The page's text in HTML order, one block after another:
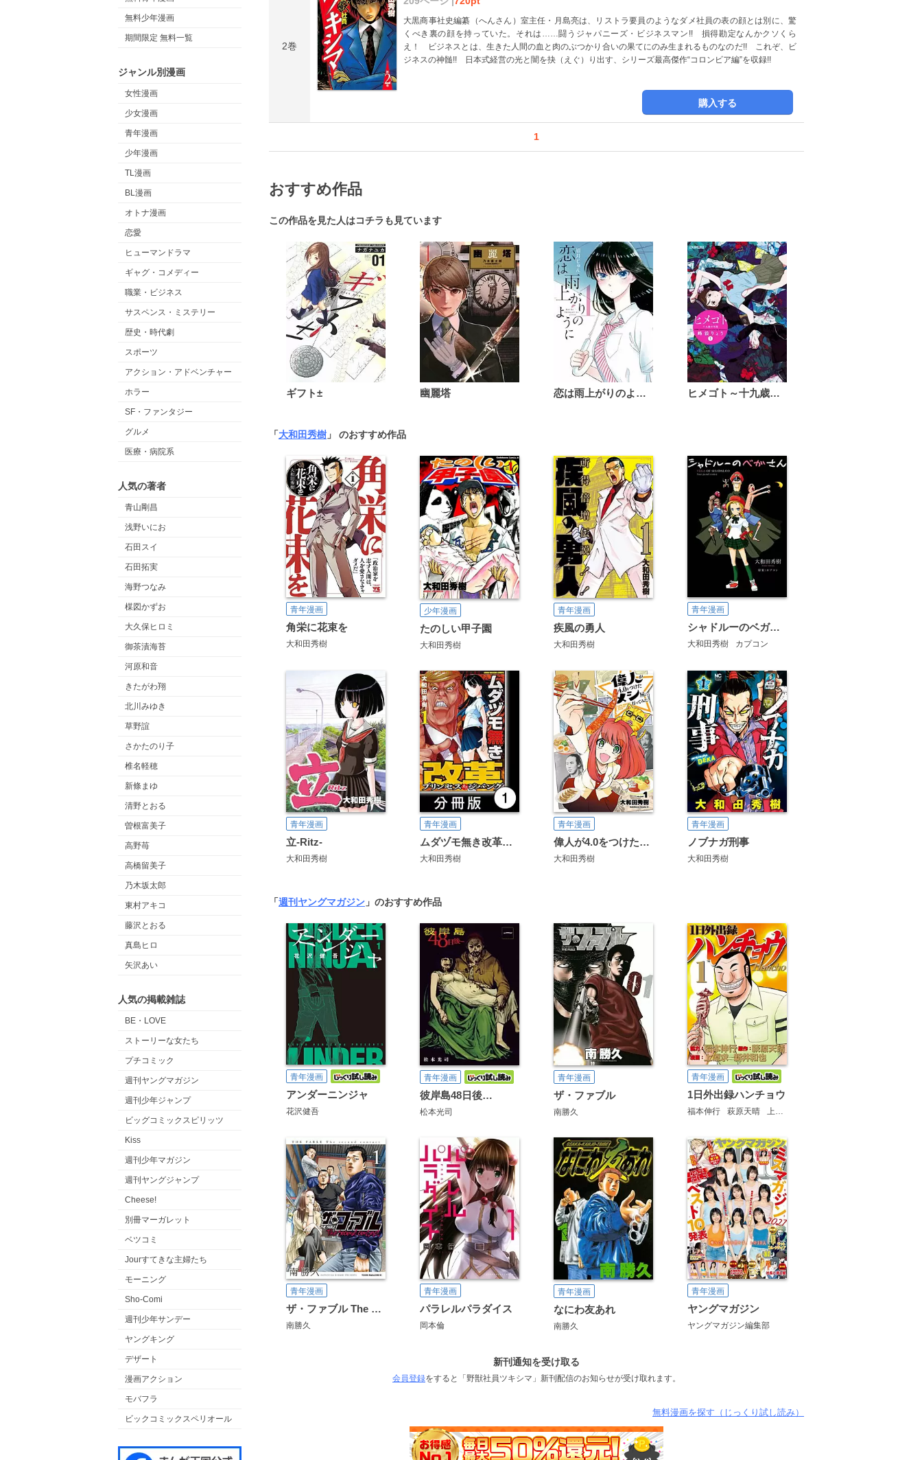
無料少年漫画
期間限定 無料一覧
ジャンル別漫画
女性漫画
少女漫画
青年漫画
少年漫画
TL漫画
BL漫画
オトナ漫画
恋愛
ヒューマンドラマ
ギャグ・コメディー
職業・ビジネス
サスペンス・ミステリー
歴史・時代劇
スポーツ
アクション・アドベンチャー
ホラー
SF・ファンタジー
グルメ
医療・病院系
人気の著者
青山剛昌
浅野いにお
石田スイ
石田拓実
海野つなみ
楳図かずお
大久保ヒロミ
御茶漬海苔
河原和音
きたがわ翔
北川みゆき
草野誼
さかたのり子
椎名軽穂
新條まゆ
清野とおる
曽根富美子
高野苺
高橋留美子
乃木坂太郎
東村アキコ
藤沢とおる
真島ヒロ
矢沢あい
人気の掲載雑誌
BE・LOVE
ストーリーな女たち
プチコミック
週刊ヤングマガジン
週刊少年ジャンプ
ビッグコミックスピリッツ
Kiss
週刊少年マガジン
週刊ヤングジャンプ
Cheese!
別冊マーガレット
ベツコミ
Jourすてきな主婦たち
モーニング
Sho-Comi
週刊少年サンデー
ヤングキング
デザート
漫画アクション
モバフラ
ビックコミックスペリオール
2巻
大黒商事社史編纂（へんさん）室主任・月島亮は、リストラ要員のようなダメ社員の表の顔とは別に、驚
くべき裏の顔を持っていた。それは……闘うジャパニーズ・ビジネスマン!! 損得勘定なんかクソくら
え！ ビジネスとは、生きた人間の血と肉のぶつかり合いの果てにのみ生まれるものなのだ!! これぞ、ビ
ジネスの神髄!! 日本式経営の光と闇を抉（えぐ）り出す、シリーズ最高傑作“コロンビア編”を収録!!
購入する
1
おすすめ作品
この作品を見た人はコチラも見ています
ギフト± 幽麗塔 恋は雨上がりのように ヒメゴト～十九歳の制服～
「大和田秀樹 」 のおすすめ作品
青年漫画
角栄に花束を
大和田秀樹
少年漫画
たのしい甲子園
大和田秀樹
青年漫画
疾風の勇人
大和田秀樹
青年漫画
シャドルーのベガさん
大和田秀樹 カプコン
青年漫画
立-Ritz-
大和田秀樹
青年漫画
ムダヅモ無き改革 プリンセスオブジパング【分冊版】
大和田秀樹
青年漫画
偉人が4.0をつけたメシ屋に行ってみた。
大和田秀樹
青年漫画
ノブナガ刑事
大和田秀樹
「週刊ヤングマガジン 」のおすすめ作品
青年漫画
アンダーニンジャ
花沢健吾
青年漫画
彼岸島48日後…
松本光司
青年漫画
ザ・ファブル
南勝久
青年漫画
1日外出録ハンチョウ
福本伸行 萩原天晴 上原求
青年漫画
ザ・ファブル The second contact
南勝久
青年漫画
パラレルパラダイス
岡本倫
青年漫画
なにわ友あれ
南勝久
青年漫画
ヤングマガジン
ヤングマガジン編集部
新刊通知を受け取る
会員登録をすると「野獣社員ツキシマ」新刊配信のお知らせが受け取れます。
無料漫画を探す（じっくり試し読み）